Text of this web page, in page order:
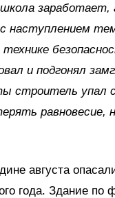
заработает,
наступлением
и подгонял
строитель упал
равновесие,
августа
года. Здание по